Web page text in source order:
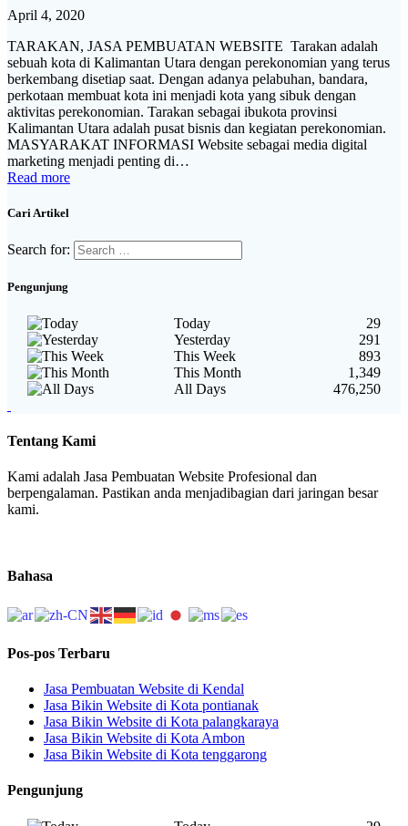
April 4, 2020
TARAKAN, JASA PEMBUATAN WEBSITE Tarakan adalah
sebuah kota di Kalimantan Utara dengan perekonomian yang terus
berkembang disetiap saat. Dengan adanya pelabuhan, bandara,
perkotaan membuat kota ini menjadi kota yang sibuk dengan
aktivitas perekonomian. Tarakan sebagai ibukota provinsi
Kalimantan Utara adalah pusat bisnis dan kegiatan perekonomian.
MASYARAKAT INFORMASI Website sebagai media digital
marketing menjadi penting di…
Read more
Cari Artikel
Search for:
Pengunjung
Today
29
Yesterday
291
This Week
893
This Month
1,349
All Days
476,250
Tentang Kami
Kami adalah Jasa Pembuatan Website Profesional dan
berpengalaman. Pastikan anda menjadibagian dari jaringan besar
kami.
Bahasa
Pos-pos Terbaru
Jasa Pembuatan Website di Kendal
Jasa Bikin Website di Kota pontianak
Jasa Bikin Website di Kota palangkaraya
Jasa Bikin Website di Kota Ambon
Jasa Bikin Website di Kota tenggarong
Pengunjung